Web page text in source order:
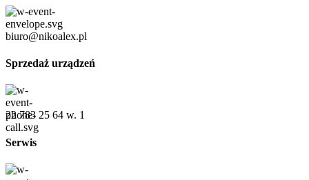
biuro@nikoalex.pl
Sprzedaż urządzeń
22 783 25 64 w. 1
Serwis